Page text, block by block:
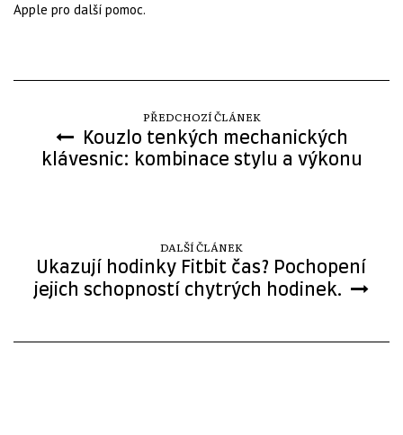
Apple pro další pomoc.
PŘEDCHOZÍ ČLÁNEK
Kouzlo tenkých mechanických
klávesnic: kombinace stylu a výkonu
DALŠÍ ČLÁNEK
Ukazují hodinky Fitbit čas? Pochopení
jejich schopností chytrých hodinek.